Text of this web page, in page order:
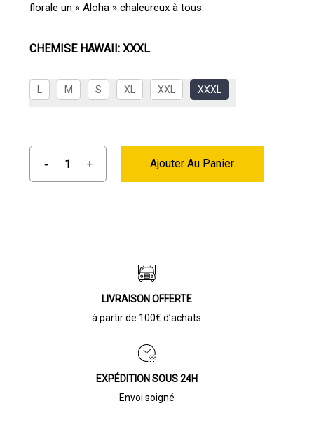
florale un « Aloha » chaleureux à tous.
CHEMISE HAWAII : XXXL
L M S XL XXL XXXL
Ajouter Au Panier
LIVRAISON OFFERTE
à partir de 100€ d’achats
EXPÉDITION SOUS 24H
Envoi soigné